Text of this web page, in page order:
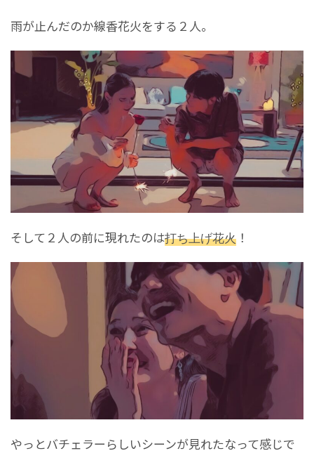
雨が止んだのか線香花火をする２人。
そして２人の前に現れたのは打ち上げ花火 ！
やっとバチェラーらしいシーンが見れたなって感じで